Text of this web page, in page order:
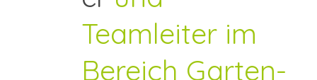
Teamleiter im
Bereich Garten-